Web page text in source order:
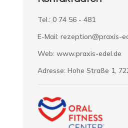
Tel.: 0 74 56 - 481
E-Mail: rezeption@praxis-
Web: www.praxis-edel.de
Adresse: Hohe Straße 1,